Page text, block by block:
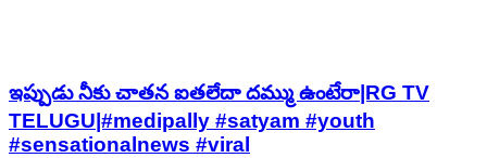
ఇప్పుడు నీకు చాతన ఐతలేదా దమ్ము ఉంటేరా|RG TV
TELUGU|#medipally #satyam #youth
#sensationalnews #viral